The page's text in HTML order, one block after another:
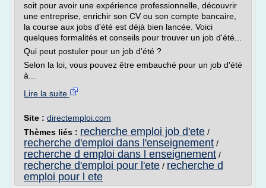
soit pour avoir une expérience professionnelle, découvrir
une entreprise, enrichir son CV ou son compte bancaire,
la course aux jobs d'été est déjà bien lancée. Voici
quelques formalités et conseils pour trouver un job d'été...
Qui peut postuler pour un job d'été ?
Selon la loi, vous pouvez être embauché pour un job d'été
à...
Lire la suite
Site : directemploi.com
Thèmes liés : recherche emploi job d'ete /
recherche d'emploi dans l'enseignement /
recherche d emploi dans l enseignement /
recherche d'emploi pour l'ete / recherche d
emploi pour l ete